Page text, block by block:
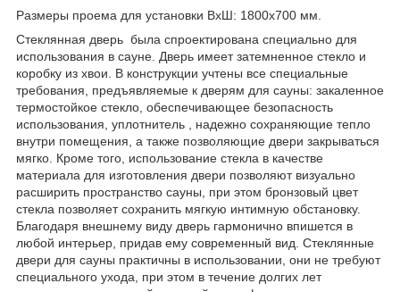
Размеры проема для установки ВхШ: 1800х700 мм.
Стеклянная дверь была спроектирована специально для
использования в сауне. Дверь имеет затемненное стекло и
коробку из хвои. В конструкции учтены все специальные
требования, предъявляемые к дверям для сауны: закаленное
термостойкое стекло, обеспечивающее безопасность
использования, уплотнитель , надежно сохраняющие тепло
внутри помещения, а также позволяющие двери закрываться
мягко. Кроме того, использование стекла в качестве
материала для изготовления двери позволяют визуально
расширить пространство сауны, при этом бронзовый цвет
стекла позволяет сохранить мягкую интимную обстановку.
Благодаря внешнему виду дверь гармонично впишется в
любой интерьер, придав ему современный вид. Стеклянные
двери для сауны практичны в использовании, они не требуют
специального ухода, при этом в течение долгих лет